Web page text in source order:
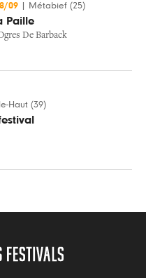
09 Métabief (25)
Paille
De Barback
Haut (39)